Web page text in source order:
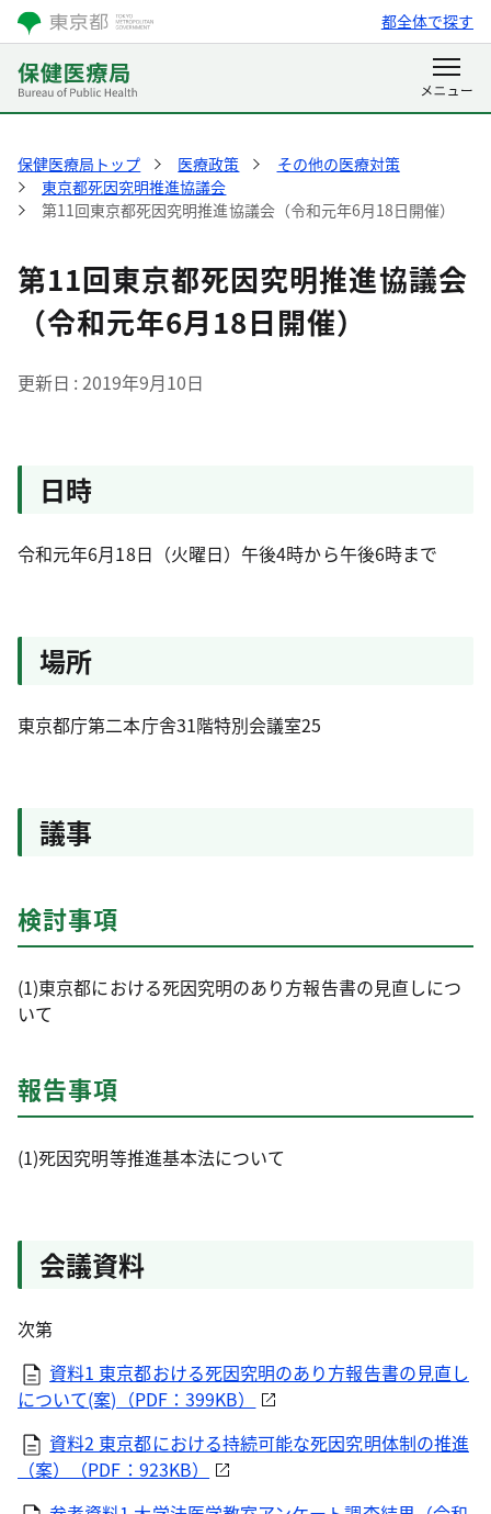
都全体で探す
保健医療局トップ 医療政策
その他の医療対策
東京都死因究明推進協議会
第11回東京都死因究明推進協議会（令和元年6月18日開催）
第11回東京都死因究明推進協議会
（令和元年6月18日開催）
更新日 2019年9月10日
日時
令和元年6月18日（火曜日）午後4時から午後6時まで
場所
東京都庁第二本庁舎31階特別会議室25
議事
検討事項
(1)東京都における死因究明のあり方報告書の見直しにつ
いて
報告事項
(1)死因究明等推進基本法について
会議資料
次第
資料1 東京都おける死因究明のあり方報告書の見直し
について(案)（PDF：399KB）
資料2 東京都における持続可能な死因究明体制の推進
（案）（PDF：923KB）